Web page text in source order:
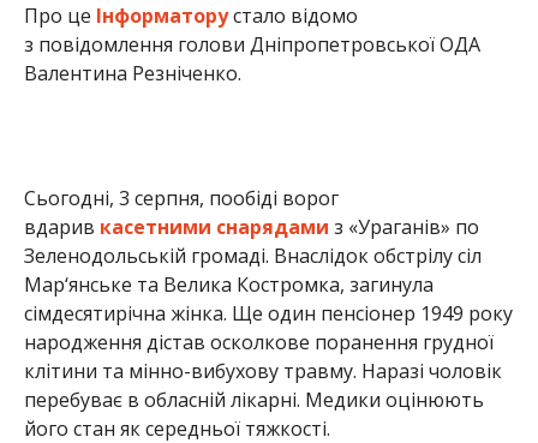
Про це Інформаторустало відомо
з повідомлення голови Дніпропетровської ОДА
Валентина Резніченко.
Сьогодні, 3 серпня, пообіді ворог
вдарив касетними снарядами з «Ураганів» по
Зеленодольській громаді. Внаслідок обстрілу сіл
Мар‘янське та Велика Костромка, загинула
сімдесятирічна жінка. Ще один пенсіонер 1949 року
народження дістав осколкове поранення грудної
клітини та мінно-вибухову травму. Наразі чоловік
перебуває в обласній лікарні. Медики оцінюють
його стан як середньої тяжкості.